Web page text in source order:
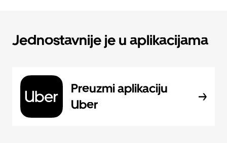
Jednostavnije je u aplikacijama
Preuzmi aplikaciju
Uber